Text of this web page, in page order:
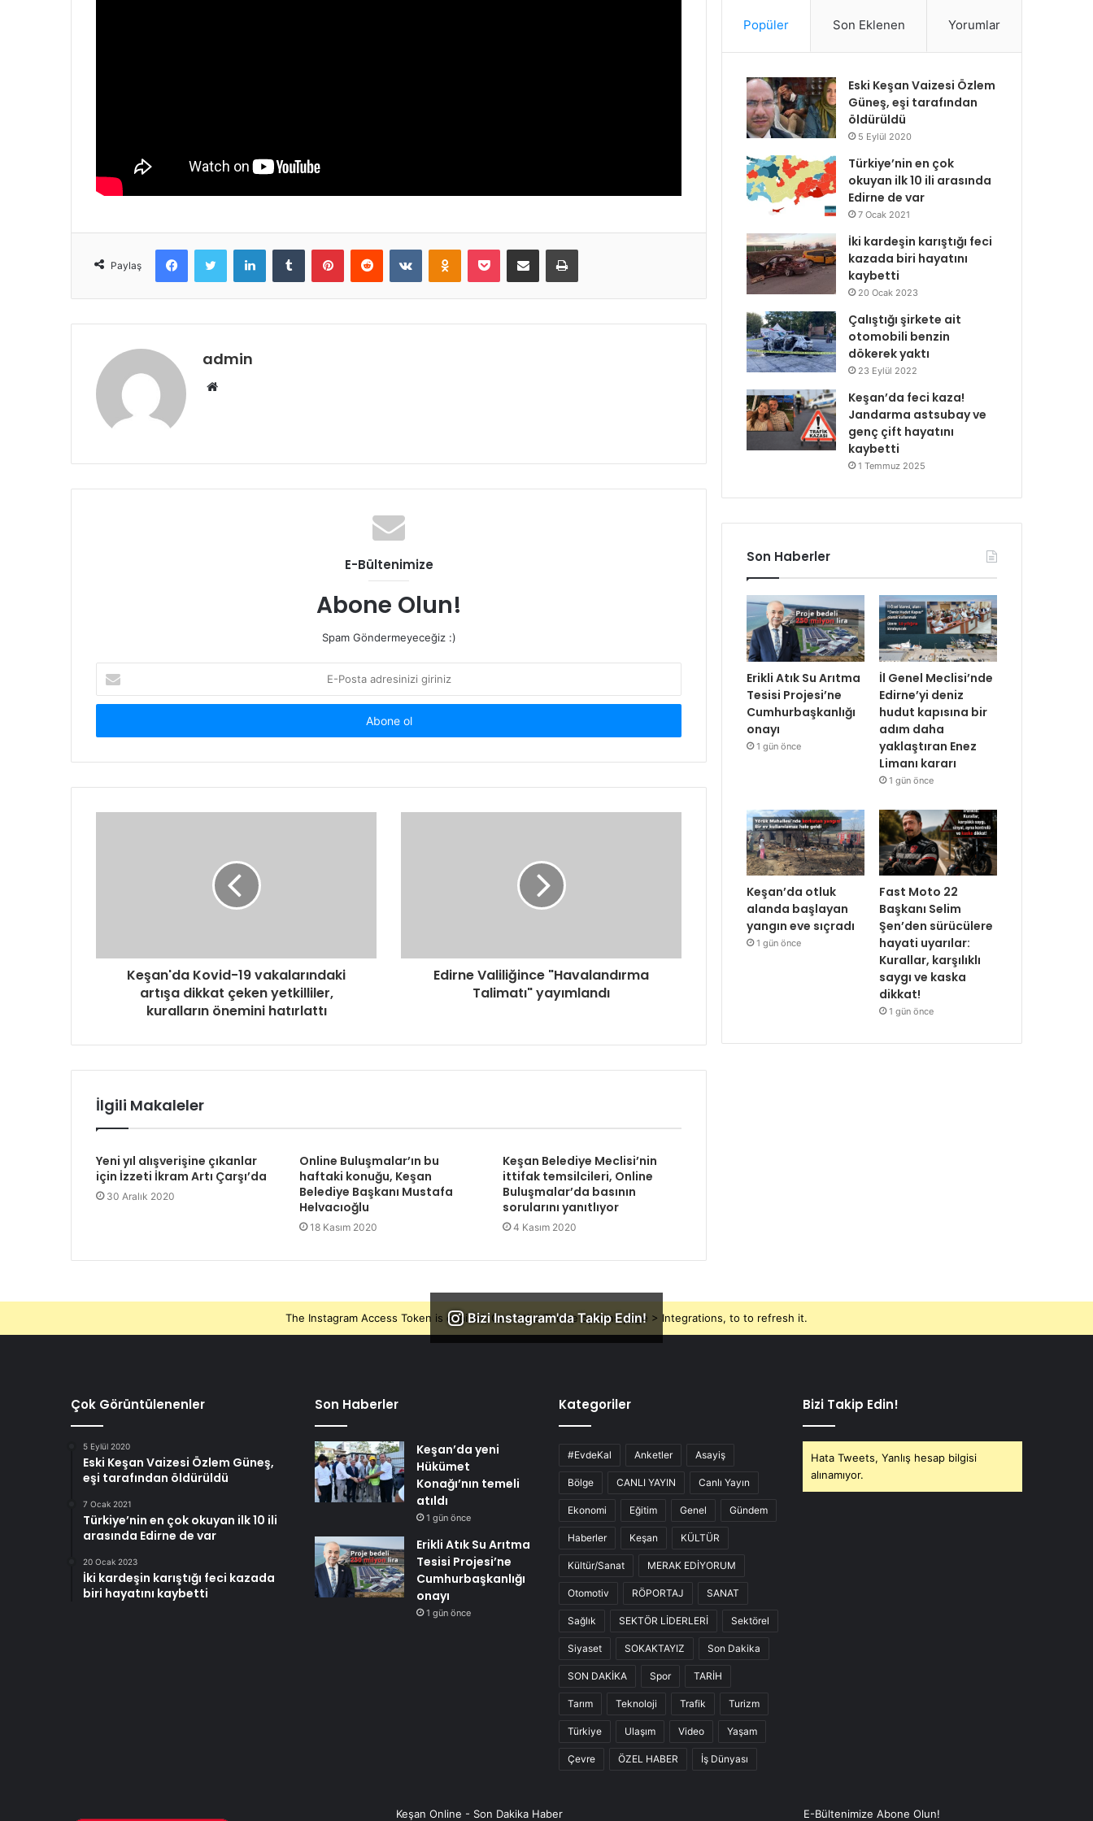
Paylaş
FacebookTwitter LinkedInTumblr PinterestReddit VKontakteOdnoklassniki
Pocket E-Posta ile paylaş Yazdır
admin
Web
E-Bültenimize
Abone Olun!
Spam Göndermeyeceğiz :)
Posta
adresinizi
Keşan'da Kovid-19 vakalarındaki
artışa dikkat çeken yetkilliler,
kuralların önemini hatırlattı
Edirne Valiliğince "Havalandırma
Talimatı" yayımlandı
İlgili Makaleler
Yeni yıl alışverişine çıkanlar
için İzzeti İkram Artı Çarşı’da
30 Aralık 2020
Online Buluşmalar’ın bu
haftaki konuğu, Keşan
Belediye Başkanı Mustafa
Helvacıoğlu
18 Kasım 2020
Keşan Belediye Meclisi’nin
ittifak temsilcileri, Online
Buluşmalar’da basının
sorularını yanıtlıyor
4 Kasım 2020
Popüler Son Eklenen Yorumlar
Eski Keşan Vaizesi Özlem
Güneş, eşi tarafından
öldürüldü
5 Eylül 2020
Türkiye’nin en çok
okuyan ilk 10 ili arasında
Edirne de var
7 Ocak 2021
İki kardeşin karıştığı feci
kazada biri hayatını
kaybetti
20 Ocak 2023
Çalıştığı şirkete ait
otomobili benzin
dökerek yaktı
23 Eylül 2022
Keşan’da feci kaza!
Jandarma astsubay ve
genç çift hayatını
kaybetti
1 Temmuz 2025
Son Haberler
Erikli Atık Su Arıtma
Tesisi Projesi’ne
Cumhurbaşkanlığı
onayı
1 gün önce
İl Genel Meclisi’nde
Edirne’yi deniz
hudut kapısına bir
adım daha
yaklaştıran Enez
Limanı kararı
1 gün önce
Keşan’da otluk
alanda başlayan
yangın eve sıçradı
1 gün önce
Fast Moto 22
Başkanı Selim
Şen’den sürücülere
hayati uyarılar:
Kurallar, karşılıklı
saygı ve kaska
dikkat!
1 gün önce
Bizi Instagram'da Takip Edin!
The Instagram Access Token is expired, Go to the Theme options page > Integrations, to to refresh it.
Çok Görüntülenenler
5 Eylül 2020
Eski Keşan Vaizesi Özlem Güneş,
eşi tarafından öldürüldü
7 Ocak 2021
Türkiye’nin en çok okuyan ilk 10 ili
arasında Edirne de var
20 Ocak 2023
İki kardeşin karıştığı feci kazada
biri hayatını kaybetti
Son Haberler
Keşan’da yeni
Hükümet
Konağı’nın temeli
atıldı
1 gün önce
Erikli Atık Su Arıtma
Tesisi Projesi’ne
Cumhurbaşkanlığı
onayı
1 gün önce
Kategoriler
#EvdeKal Anketler Asayiş
Bölge CANLI YAYIN Canlı Yayın
Ekonomi Eğitim Genel Gündem
Haberler Keşan KÜLTÜR
Kültür/Sanat MERAK EDİYORUM
Otomotiv RÖPORTAJ SANAT
Sağlık SEKTÖR LİDERLERİ Sektörel
Siyaset SOKAKTAYIZ Son Dakika
SON DAKİKA Spor TARİH
Tarım Teknoloji Trafik Turizm
Türkiye Ulaşım Video Yaşam
Çevre ÖZEL HABER İş Dünyası
Bizi Takip Edin!
Hata Tweets, Yanlış hesap bilgisi
alınamıyor.
Keşan Online - Son Dakika Haber E-Bültenimize Abone Olun!